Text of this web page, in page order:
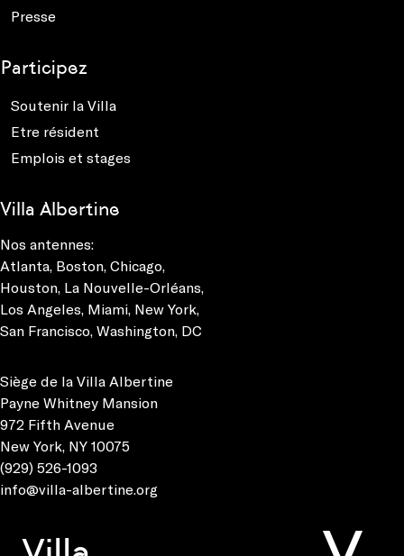
Presse
Participez
Soutenir la Villa
Etre résident
Emplois et stages
Villa Albertine
Nos antennes:
Atlanta, Boston, Chicago,
Houston, La Nouvelle-Orléans,
Los Angeles, Miami, New York,
San Francisco, Washington, DC
Siège de la Villa Albertine
Payne Whitney Mansion
972 Fifth Avenue
New York, NY 10075
(929) 526-1093
info@villa-albertine.org